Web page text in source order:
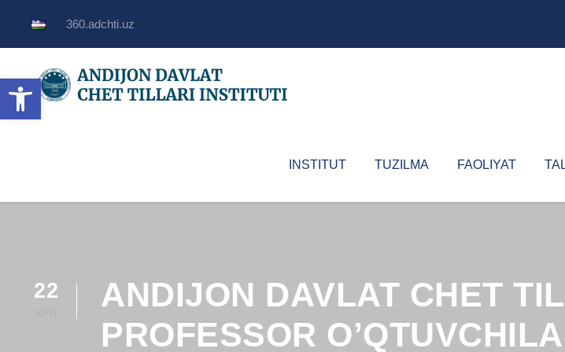
Open toolbar
360.adchti.uz
INSTITUT TUZILMA FAOLIYAT
22
ANDIJON DAVLAT CHET
PROFESSOR